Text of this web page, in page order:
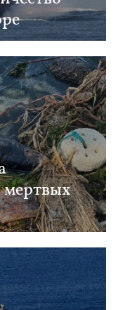
мертвых